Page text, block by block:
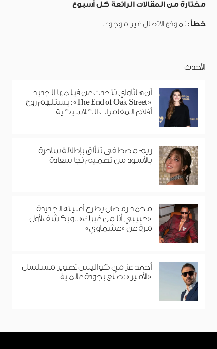
مختارة من المقالات الرائعة كل أسبوع
خطأ: نموذج الاتصال غير موجود.
الأحدث
آن هاثاواي تتحدث عن فيلمها الجديد
«The End of Oak Street»: يستلهم روح
أفلام المغامرات الكلاسيكية
ريم مصطفى تتألق بإطلالة ساحرة
بالأسود من تصميم نجا سعادة
محمد رمضان يطرح أغنيته الجديدة
«حبيبي أنا من غيرك».. ويكشف لأول
مرة عن «عشماوي»
أحمد عز من كواليس تصوير مسلسل
«الأمير»: صُنع بجودة عالمية